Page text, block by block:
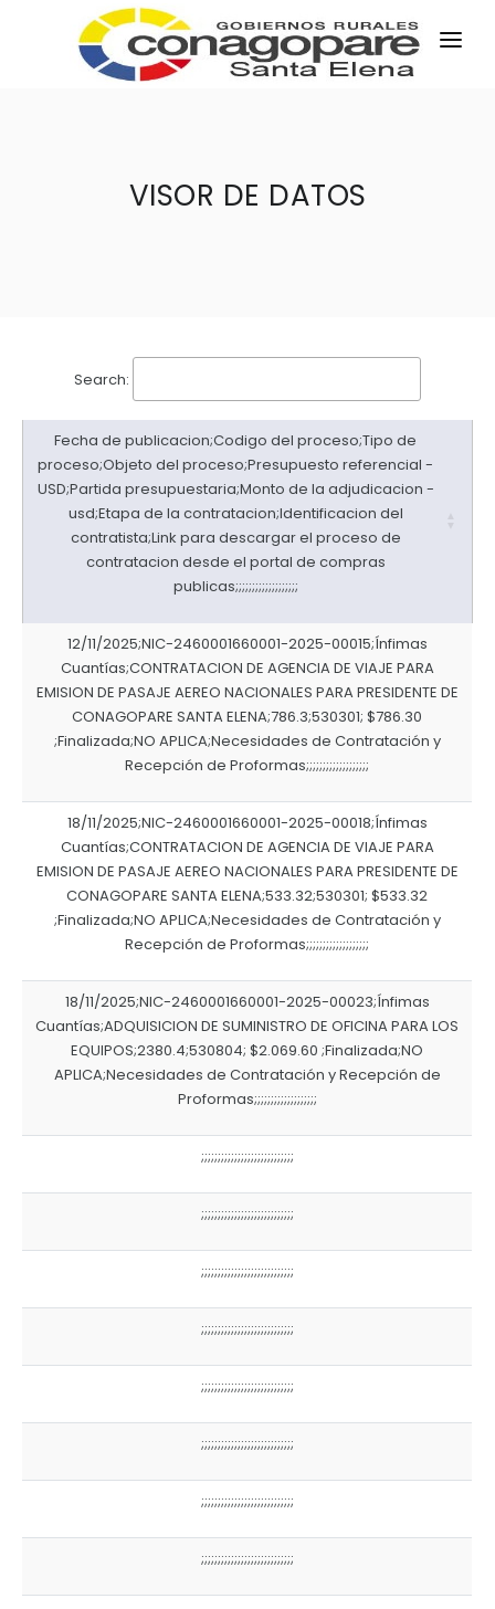
INSTITUCIÓN
Plan Anual Contratación - PAC
Plan Operativo Anual - POA
Gestión Institucional
Capacitaciones y talleres
EJECUCIÓN PRESUPUESTARIA
Información Presupuestaria
SOPORTE INSTITUCIONAL
Registro oficiales de creación parroquiales
VISOR DE DATOS
Search:
Fecha de publicacion;Codigo del proceso;Tipo de
proceso;Objeto del proceso;Presupuesto referencial -
USD;Partida presupuestaria;Monto de la adjudicacion -
usd;Etapa de la contratacion;Identificacion del
contratista;Link para descargar el proceso de
contratacion desde el portal de compras
publicas;;;;;;;;;;;;;;;;;;;
12/11/2025;NIC-2460001660001-2025-00015;Ínfimas
Cuantías;CONTRATACION DE AGENCIA DE VIAJE PARA
EMISION DE PASAJE AEREO NACIONALES PARA PRESIDENTE DE
CONAGOPARE SANTA ELENA;786.3;530301; $786.30
;Finalizada;NO APLICA;Necesidades de Contratación y
Recepción de Proformas;;;;;;;;;;;;;;;;;;;
18/11/2025;NIC-2460001660001-2025-00018;Ínfimas
Cuantías;CONTRATACION DE AGENCIA DE VIAJE PARA
EMISION DE PASAJE AEREO NACIONALES PARA PRESIDENTE DE
CONAGOPARE SANTA ELENA;533.32;530301; $533.32
;Finalizada;NO APLICA;Necesidades de Contratación y
Recepción de Proformas;;;;;;;;;;;;;;;;;;;
18/11/2025;NIC-2460001660001-2025-00023;Ínfimas
Cuantías;ADQUISICION DE SUMINISTRO DE OFICINA PARA LOS
EQUIPOS;2380.4;530804; $2.069.60 ;Finalizada;NO
APLICA;Necesidades de Contratación y Recepción de
Proformas;;;;;;;;;;;;;;;;;;;
;;;;;;;;;;;;;;;;;;;;;;;;;;;;
;;;;;;;;;;;;;;;;;;;;;;;;;;;;
;;;;;;;;;;;;;;;;;;;;;;;;;;;;
;;;;;;;;;;;;;;;;;;;;;;;;;;;;
;;;;;;;;;;;;;;;;;;;;;;;;;;;;
;;;;;;;;;;;;;;;;;;;;;;;;;;;;
;;;;;;;;;;;;;;;;;;;;;;;;;;;;
;;;;;;;;;;;;;;;;;;;;;;;;;;;;